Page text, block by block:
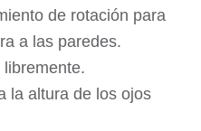
de rotación para
a las paredes.
la altura de los ojos